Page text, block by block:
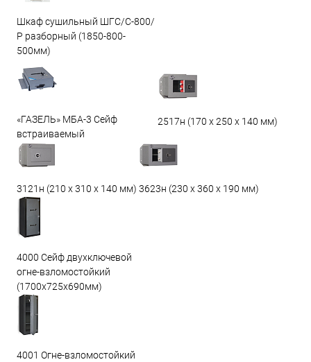
Шкаф сушильный ШГС/С-800/
Р разборный (1850-800-
500мм)
«ГАЗЕЛЬ» МБА-3 Сейф
встраиваемый
2517н (170 х 250 х 140 мм)
3121н (210 х 310 х 140 мм) 3623н (230 х 360 х 190 мм)
4000 Сейф двухключевой
огне-взломостойкий
(1700х725х690мм)
4001 Огне-взломостойкий